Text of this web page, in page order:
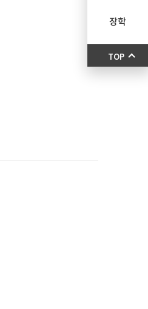
장학
TOP